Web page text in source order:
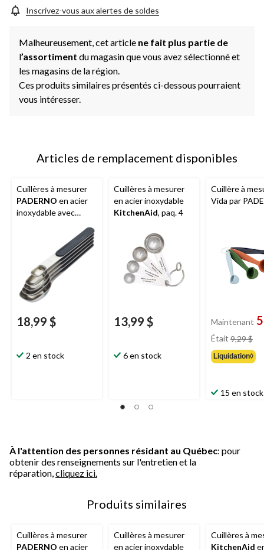
Inscrivez-vous aux alertes de soldes
Malheureusement, cet article ne fait plus partie de
l’assortiment du magasin que vous avez sélectionné et
les magasins de la région.
Ces produits similaires présentés ci-dessous pourraient
vous intéresser.
Articles de remplacement disponibles
Cuillères à mesurer
PADERNO en acier
inoxydable avec
18,99 $
2 en stock
Cuillères à mesurer
en acier inoxydable
KitchenAid, paq. 4
13,99 $
6 en stock
Cuillère à
Vida par
Maintenant
Était 9,29 $
Liquidation◊
15 en stock
À l'attention des personnes résidant au Québec: pour
obtenir des renseignements sur l'entretien et la
réparation,cliquez ici.
Produits similaires
Cuillères à mesurer
PADERNO en acier
Cuillères à mesurer
en acier inoxydable
Cuillères à
KitchenAid